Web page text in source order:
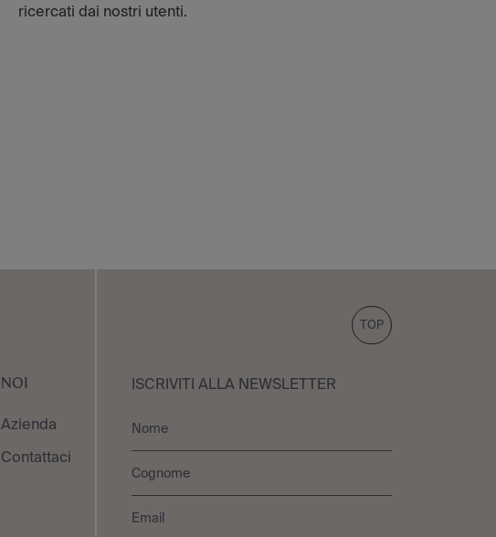
ricercati dai nostri utenti.
TOP
NOI
Azienda
Contattaci
ISCRIVITI ALLA NEWSLETTER